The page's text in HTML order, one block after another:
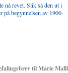
nå revet. Slik så den ut i
på begynnelsen av 1900-
til Marie